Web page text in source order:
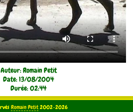
Auteur: Romain Petit
Date: 13/08/2004
Durée: 02:44
Romain Petit2002-2026